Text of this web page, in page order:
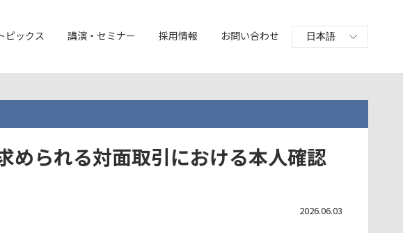
ピックス 講演・セミナー 採用情報 お問い合わせ
られる対面取引における本人確認
2026.06.03